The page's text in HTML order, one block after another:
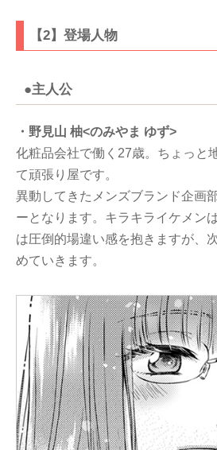
【2】登場人物
●主人公
・野見山 柚<のみやま ゆず>
化粧品会社で働く27歳。ちょっと
て頑張り屋です。
異動してきたメンズブランド企画
ーとなります。キラキライケメン
は圧倒的場違い感を抱きますが、
めていきます。